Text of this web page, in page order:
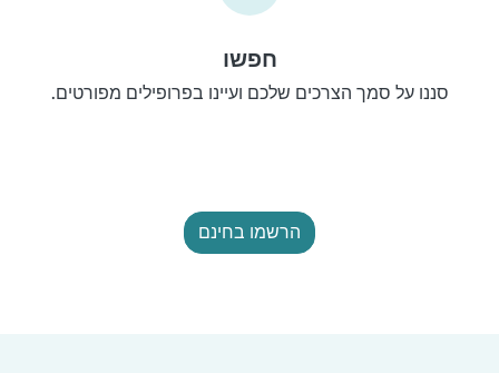
חפשו
סננו על סמך הצרכים שלכם ועיינו בפרופילים מפורטים.
הרשמו בחינם